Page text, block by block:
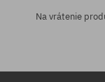
Na vrátenie